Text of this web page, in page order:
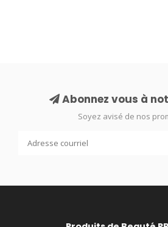
Abonnez vous à
Soyez avisé de nos